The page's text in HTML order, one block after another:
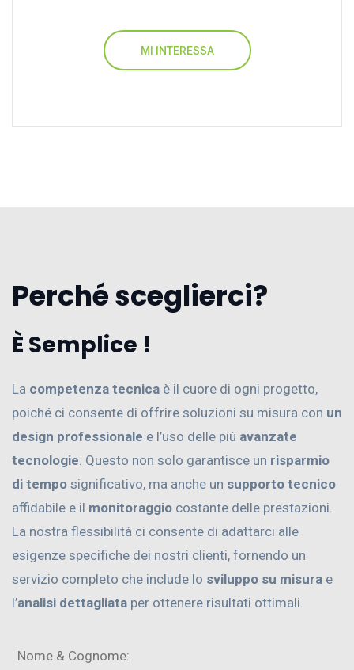
MI INTERESSA
Perché sceglierci?
È Semplice !
La competenza tecnica è il cuore di ogni progetto,
poiché ci consente di offrire soluzioni su misura con un
design professionale e l’uso delle più avanzate
tecnologie . Questo non solo garantisce un risparmio
di tempo significativo, ma anche un supporto tecnico
affidabile e il monitoraggio costante delle prestazioni.
La nostra flessibilità ci consente di adattarci alle
esigenze specifiche dei nostri clienti, fornendo un
servizio completo che include lo sviluppo su misura e
l’analisi dettagliata per ottenere risultati ottimali.